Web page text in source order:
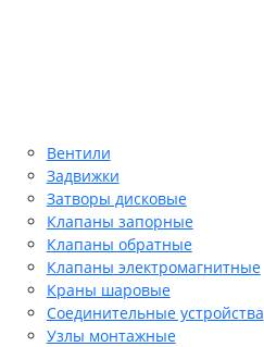
Вентили
Задвижки
Затворы дисковые
Клапаны запорные
Клапаны обратные
Клапаны электромагнитные
Краны шаровые
Соединительные устройства
Узлы монтажные